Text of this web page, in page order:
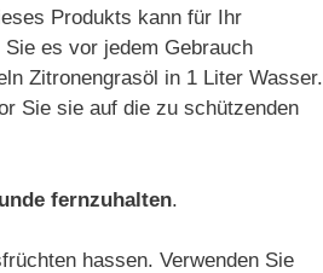
Produkts kann für Ihr
es vor jedem Gebrauch
Zitronengrasöl in 1 Liter Wasser.
Sie sie auf die zu schützenden
fernzuhalten.
hassen. Verwenden Sie